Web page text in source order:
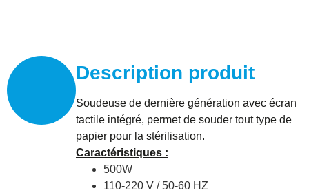
Description produit
Soudeuse de dernière génération avec écran
tactile intégré, permet de souder tout type de
papier pour la stérilisation.
Caractéristiques :
500W
110-220 V / 50-60 HZ